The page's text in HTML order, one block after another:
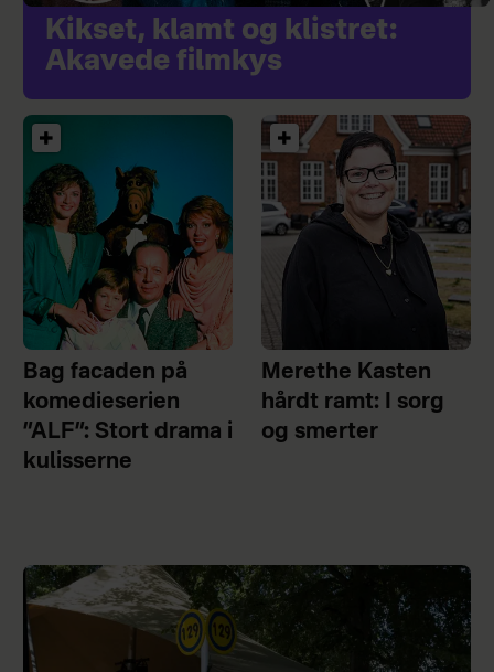
Kikset, klamt og klistret:
Akavede filmkys
Bag facaden på
komedieserien
”ALF”: Stort drama i
kulisserne
Merethe Kasten
hårdt ramt: I sorg
og smerter